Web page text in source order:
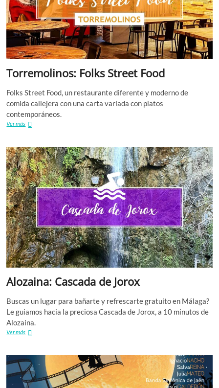
Torremolinos: Folks Street Food
Folks Street Food, un restaurante diferente y moderno de
comida callejera con una carta variada con platos
contemporáneos.
Ver másTorremolinos:
Food
Alozaina: Cascada de Jorox
Buscas un lugar para bañarte y refrescarte gratuito en Málaga?
Le guiamos hacia la preciosa Cascada de Jorox, a 10 minutos de
Alozaina.
Ver másAlozaina:
Jorox